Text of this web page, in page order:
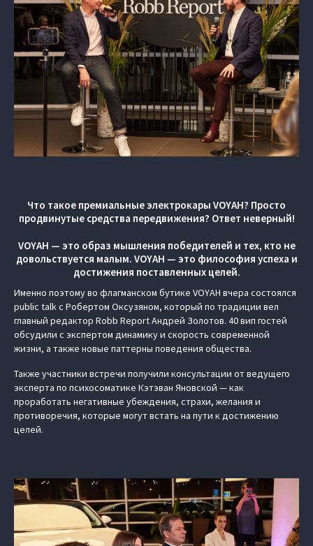
Что такое премиальные электрокары VOYAH? Просто
продвинутые средства передвижения? Ответ неверный!
VOYAH — это образ мышления победителей и тех, кто не
довольствуется малым. VOYAH — это философия успеха и
достижения поставленных целей.
Именно поэтому во флагманском бутике VOYAH вчера состоялся
public talk с Робертом Оксузяном, который по традиции вел
главный редактор Robb Report Андрей Золотов. 40 вип гостей
обсудили с экспертом динамику и скорость современной
жизни, а также новые паттерны поведения общества.
Также участники встречи получили консультации от ведущего
эксперта по психосоматике Кэтэван Яновской — как
проработать негативные убеждения, страхи, желания и
противоречия, которые могут встать на пути к достижению
целей.